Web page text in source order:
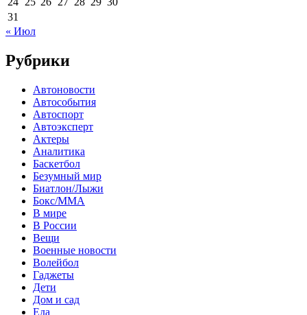
31
« Июл
Рубрики
Автоновости
Автособытия
Автоспорт
Автоэксперт
Актеры
Аналитика
Баскетбол
Безумный мир
Биатлон/Лыжи
Бокс/MMA
В мире
В России
Вещи
Военные новости
Волейбол
Гаджеты
Дети
Дом и сад
Еда